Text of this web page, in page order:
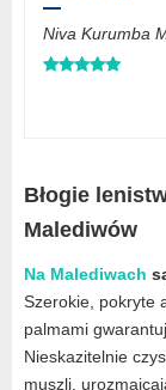
Niva Kurumba
Błogie
Malediwów
Na Malediwach
Szerokie, pokryte
palmami
Nieskazitelnie
muszli,